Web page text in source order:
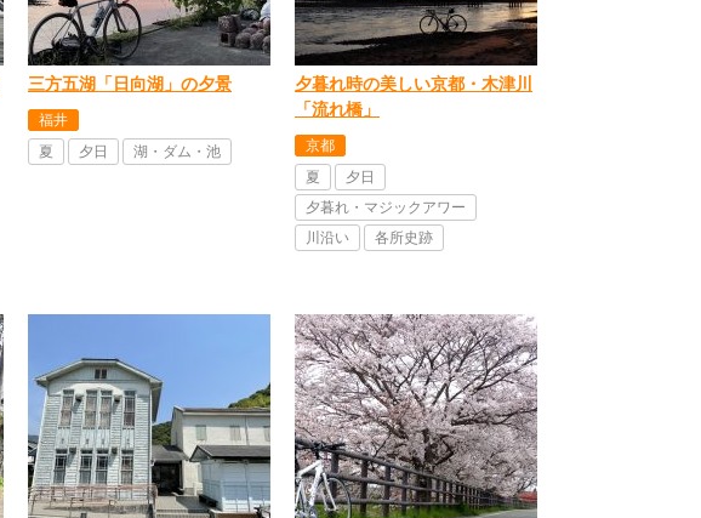
三方五湖「日向湖」の夕景
福井
夏
夕日 湖・ダム・池
夕暮れ時の美しい京都・木津川
「流れ橋」
京都
夏
夕日
夕暮れ・マジックアワー
川沿い
各所史跡